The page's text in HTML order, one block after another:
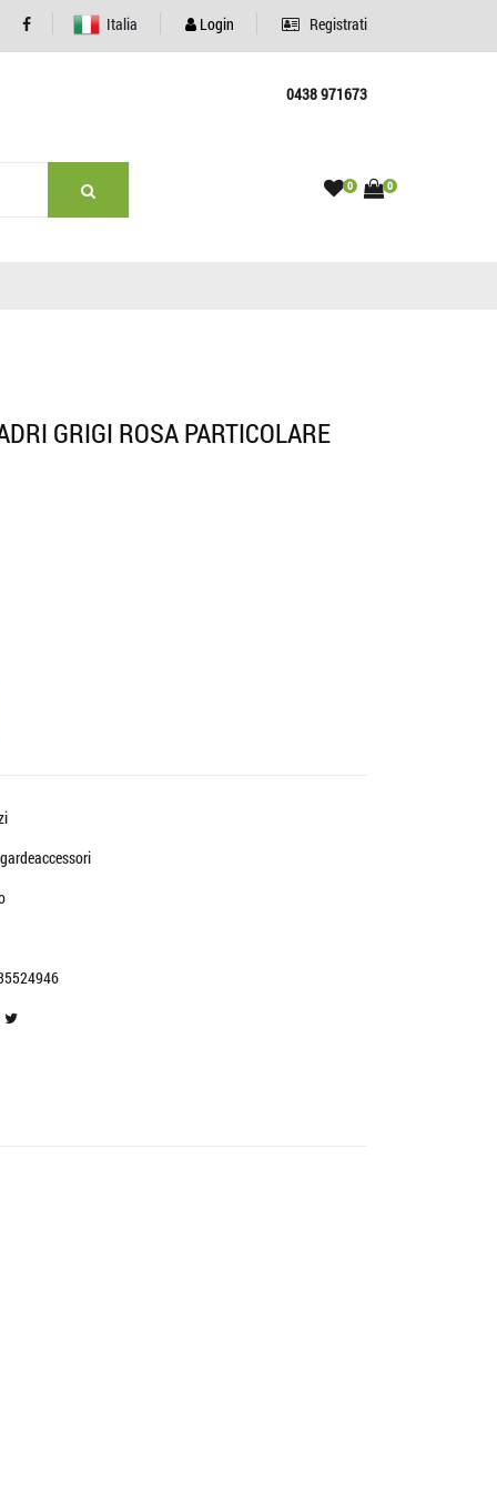
Italia Login Registrati
0438 971673
0 0
GRIGI ROSA PARTICOLARE